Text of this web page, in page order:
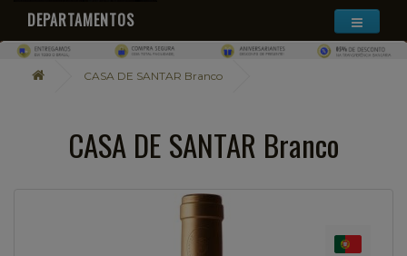
DEPARTAMENTOS
CASA DE SANTAR Branco
CASA DE SANTAR Branco